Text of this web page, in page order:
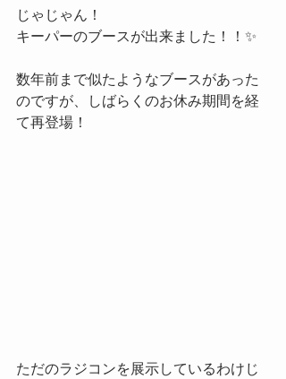
じゃじゃん！
キーパーのブースが出来ました！！✨
数年前まで似たようなブースがあった
のですが、しばらくのお休み期間を経
て再登場！
ただのラジコンを展示しているわけじ